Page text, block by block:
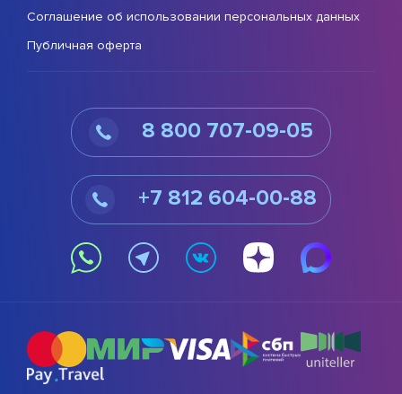
Соглашение об использовании персональных данных
Публичная оферта
8 800 707-09-05
+7 812 604-00-88